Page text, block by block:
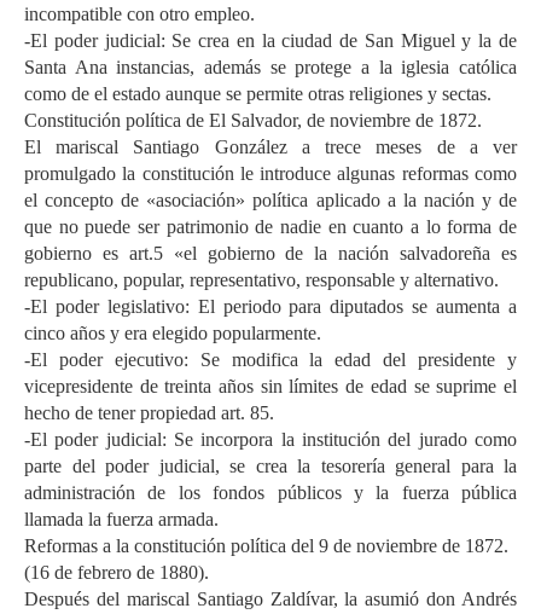
incompatible con otro empleo.
-El poder judicial: Se crea en la ciudad de San Miguel y la de
Santa Ana instancias, además se protege a la iglesia católica
como de el estado aunque se permite otras religiones y sectas.
Constitución política de El Salvador, de noviembre de 1872.
El mariscal Santiago González a trece meses de a ver
promulgado la constitución le introduce algunas reformas como
el concepto de «asociación» política aplicado a la nación y de
que no puede ser patrimonio de nadie en cuanto a lo forma de
gobierno es art.5 «el gobierno de la nación salvadoreña es
republicano, popular, representativo, responsable y alternativo.
-El poder legislativo: El periodo para diputados se aumenta a
cinco años y era elegido popularmente.
-El poder ejecutivo: Se modifica la edad del presidente y
vicepresidente de treinta años sin límites de edad se suprime el
hecho de tener propiedad art. 85.
-El poder judicial: Se incorpora la institución del jurado como
parte del poder judicial, se crea la tesorería general para la
administración de los fondos públicos y la fuerza pública
llamada la fuerza armada.
Reformas a la constitución política del 9 de noviembre de 1872.
(16 de febrero de 1880).
Después del mariscal Santiago Zaldívar, la asumió don Andrés